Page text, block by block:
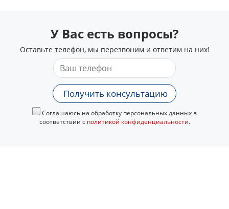
У Вас есть вопросы?
Оставьте телефон, мы перезвоним и ответим на них!
Получить консультацию
Соглашаюсь на обработку персональных данных в
соответствии с политикой конфиденциальности.